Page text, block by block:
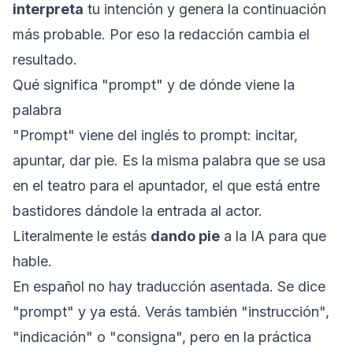
interpreta tu intención y genera la continuación
más probable. Por eso la redacción cambia el
resultado.
Qué significa "prompt" y de dónde viene la
palabra
"Prompt" viene del inglés to prompt: incitar,
apuntar, dar pie. Es la misma palabra que se usa
en el teatro para el apuntador, el que está entre
bastidores dándole la entrada al actor.
Literalmente le estás dando pie a la IA para que
hable.
En español no hay traducción asentada. Se dice
"prompt" y ya está. Verás también "instrucción",
"indicación" o "consigna", pero en la práctica